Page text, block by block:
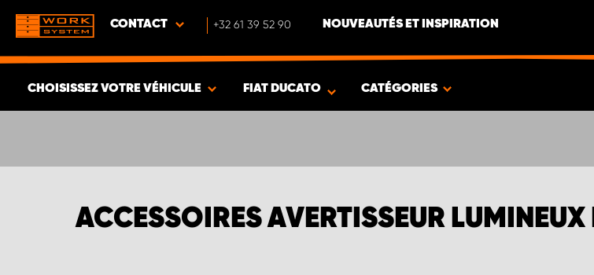
CONTACT +32 61 39 52 90 NOUVEAUTÉS ET INSPIRATION
CHOISISSEZ VOTRE VÉHICULE FIAT DUCATO CATÉGORIES
ACCESSOIRES AVERTISSEUR